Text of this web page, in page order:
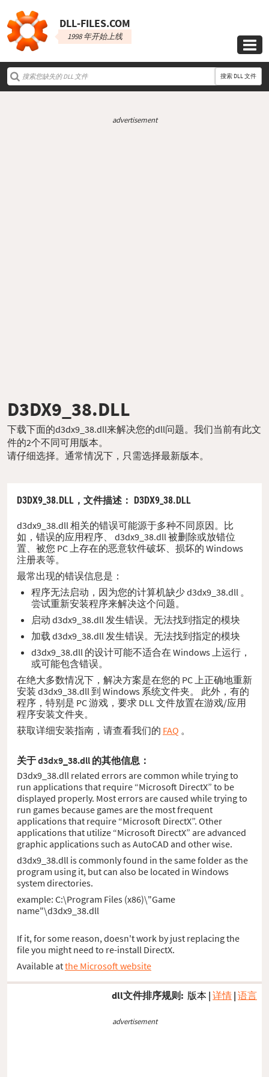
DLL‑FILES.COM
1998 年开始上线

搜索 DLL 文件
advertisement
D3DX9_38.DLL
下载下面的d3dx9_38.dll来解决您的dll问题。我们当前有此文
件的2个不同可用版本。
请仔细选择。通常情况下，只需选择最新版本。
D3DX9_38.DLL， 文件描述 ： D3DX9_38.DLL
d3dx9_38.dll 相关的错误可能源于多种不同原因。比
如，错误的应用程序、 d3dx9_38.dll 被删除或放错位
置、被您 PC 上存在的恶意软件破坏、损坏的 Windows
注册表等。
最常出现的错误信息是：
程序无法启动，因为您的计算机缺少 d3dx9_38.dll 。
尝试重新安装程序来解决这个问题。
启动 d3dx9_38.dll 发生错误。无法找到指定的模块
加载 d3dx9_38.dll 发生错误。无法找到指定的模块
d3dx9_38.dll 的设计可能不适合在 Windows 上运行，
或可能包含错误。
在绝大多数情况下，解决方案是在您的 PC 上正确地重新
安装 d3dx9_38.dll 到 Windows 系统文件夹。 此外，有的
程序，特别是 PC 游戏，要求 DLL 文件放置在游戏/应用
程序安装文件夹。
获取详细安装指南，请查看我们的 FAQ 。
关于 d3dx9_38.dll 的其他信息：
D3dx9_38.dll related errors are common while trying to
run applications that require “Microsoft DirectX” to be
displayed properly. Most errors are caused while trying to
run games because games are the most frequent
applications that require “Microsoft DirectX”. Other
applications that utilize “Microsoft DirectX” are advanced
graphic applications such as AutoCAD and other wise.
d3dx9_38.dll is commonly found in the same folder as the
program using it, but can also be located in Windows
system directories.
example: C:\Program Files (x86)\"Game
name"\d3dx9_38.dll
If it, for some reason, doesn't work by just replacing the
file you might need to re-install DirectX.
Available atthe Microsoft website
dll文件排序规则: 版本 | 详情 | 语言
advertisement